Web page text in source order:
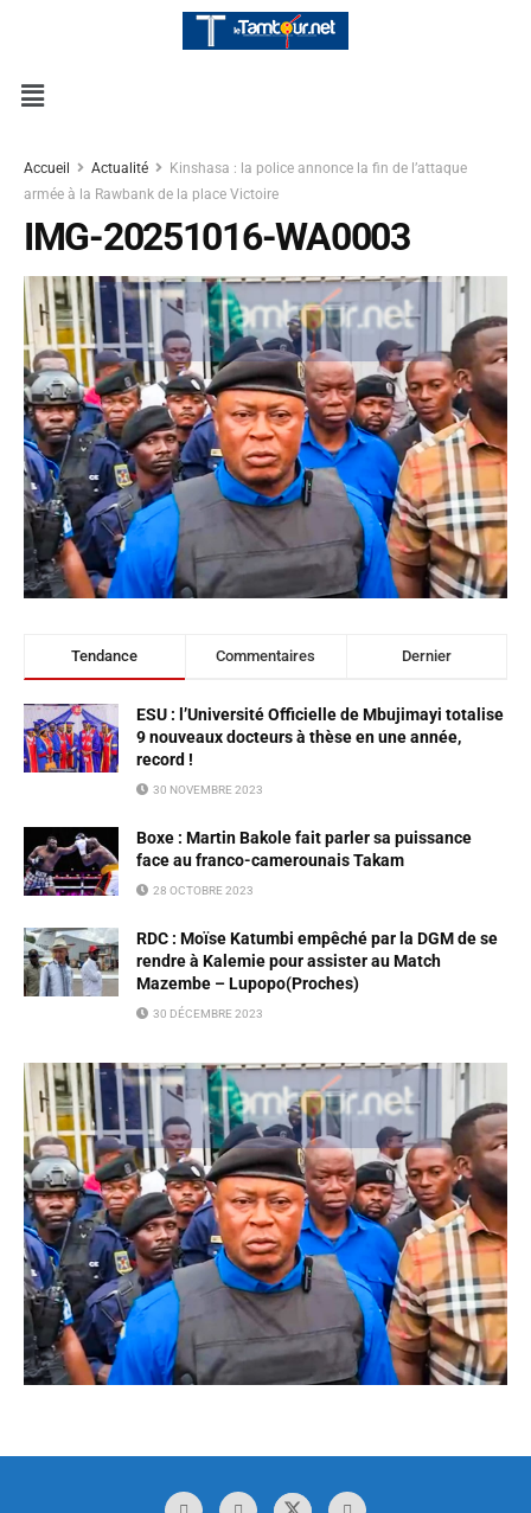
Accueil Actualité
Kinshasa : la police annonce la fin de l’attaque
armée à la Rawbank de la place Victoire
IMG-20251016-WA0003
Tendance Commentaires Dernier
ESU : l’Université Officielle de Mbujimayi totalise
9 nouveaux docteurs à thèse en une année,
record !
30 NOVEMBRE 2023
Boxe : Martin Bakole fait parler sa puissance
face au franco-camerounais Takam
28 OCTOBRE 2023
RDC : Moïse Katumbi empêché par la DGM de se
rendre à Kalemie pour assister au Match
Mazembe – Lupopo(Proches)
30 DÉCEMBRE 2023